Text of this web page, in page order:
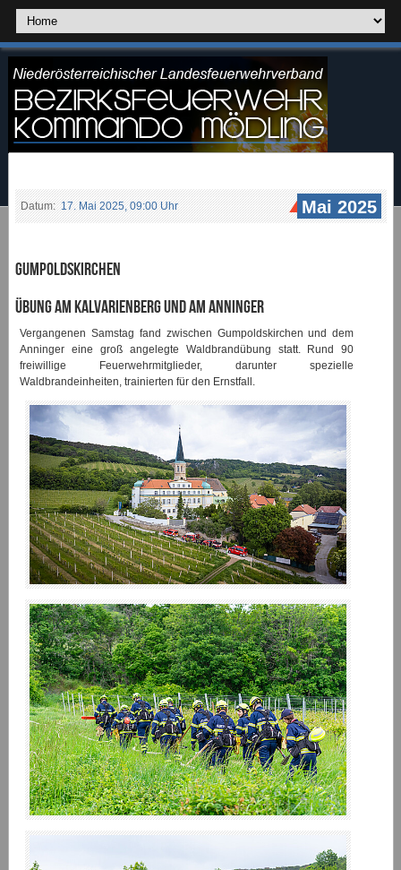
Datum: 17. Mai 2025, 09:00 Uhr Mai 2025
Gumpoldskirchen
Übung am Kalvarienberg und am Anninger
Vergangenen Samstag fand zwischen Gumpoldskirchen und dem
Anninger eine groß angelegte Waldbrandübung statt. Rund 90
freiwillige Feuerwehrmitglieder, darunter spezielle
Waldbrandeinheiten, trainierten für den Ernstfall.